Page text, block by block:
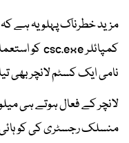
نامی ایک کسٹم لانچر بھی
منسلک رجسٹری کی کو